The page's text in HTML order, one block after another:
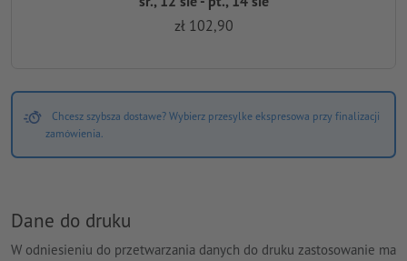
zł 102,90
Chcesz szybsza dostawe? Wybierz przesylke ekspresowa przy finalizacji
zamówienia.
Dane do druku
W odniesieniu do przetwarzania danych do druku zastosowanie ma